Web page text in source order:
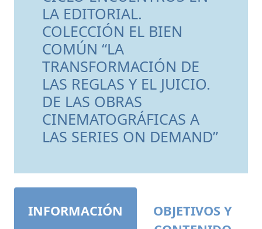
LA EDITORIAL.
COLECCIÓN EL BIEN
COMÚN “LA
TRANSFORMACIÓN DE
LAS REGLAS Y EL JUICIO.
DE LAS OBRAS
CINEMATOGRÁFICAS A
LAS SERIES ON DEMAND”
INFORMACIÓN
OBJETIVOS Y